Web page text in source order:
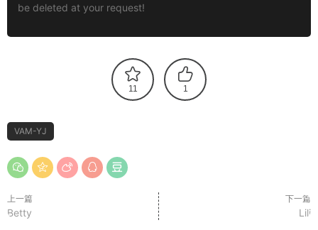
be deleted at your request!
11 1
VAM-YJ
上一篇
Betty
下一篇
Lili